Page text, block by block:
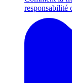
responsabilité